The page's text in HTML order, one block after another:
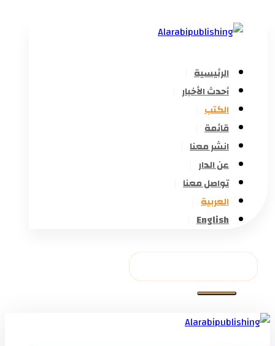
الرئيسية
أحدث الأخبار
الكتب
قائمة
انشر معنا
عن الدار
تواصل معنا
العربية
English